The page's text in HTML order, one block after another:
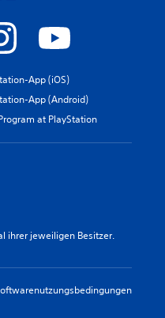
App (iOS)
App (Android)
at PlayStation
ihrer jeweiligen Besitzer.